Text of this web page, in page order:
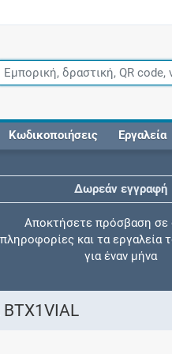
Κωδικοποιήσεις Εργαλεία
Δωρεάν εγγραφή
Αποκτήσετε πρόσβαση σε
πληροφορίες και τα εργαλεία
για έναν μήνα